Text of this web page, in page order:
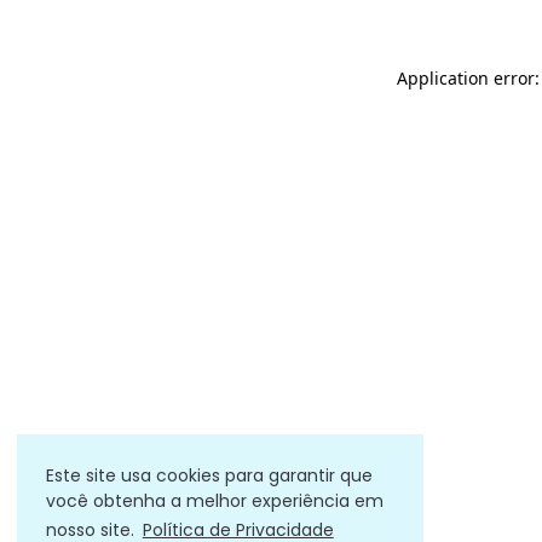
Este site usa cookies para garantir que
você obtenha a melhor experiência em
nosso site. Política de Privacidade
Application